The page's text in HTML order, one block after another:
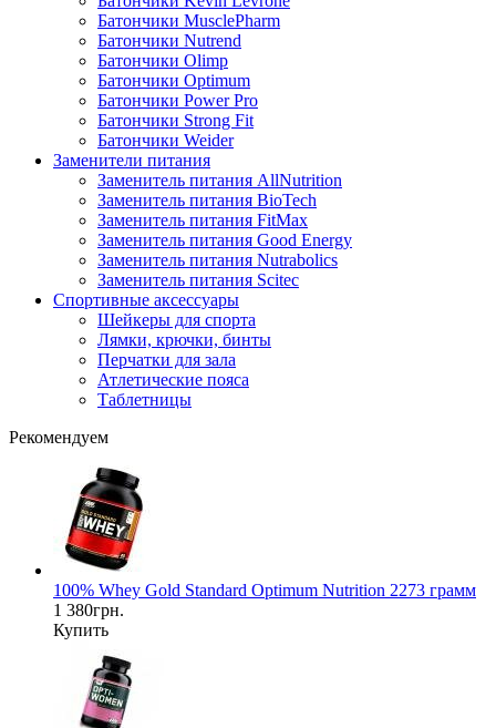
Батончики MusclePharm
Батончики Nutrend
Батончики Olimp
Батончики Optimum
Батончики Power Pro
Батончики Strong Fit
Батончики Weider
Заменители питания
Заменитель питания AllNutrition
Заменитель питания BioTech
Заменитель питания FitMax
Заменитель питания Good Energy
Заменитель питания Nutrabolics
Заменитель питания Scitec
Спортивные аксессуары
Шейкеры для спорта
Лямки, крючки, бинты
Перчатки для зала
Атлетические пояса
Таблетницы
Рекомендуем
100% Whey Gold Standard Optimum Nutrition 2273 грамм
1 380грн.
Купить